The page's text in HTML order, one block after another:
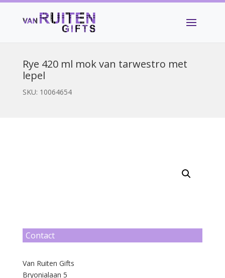
Rye 420 ml mok van tarwestro met
lepel
SKU: 10064654
Contact
Van Ruiten Gifts
Bryonialaan 5